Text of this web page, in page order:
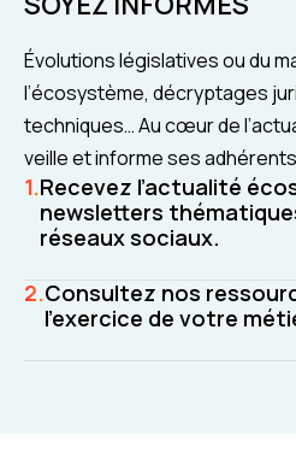
Évolutions législatives ou du
l’écosystème, décryptages
techniques… Au cœur de
veille et informe ses
Recevez l’actualité
newsletters
réseaux sociaux.
Consultez nos
l’exercice de votre